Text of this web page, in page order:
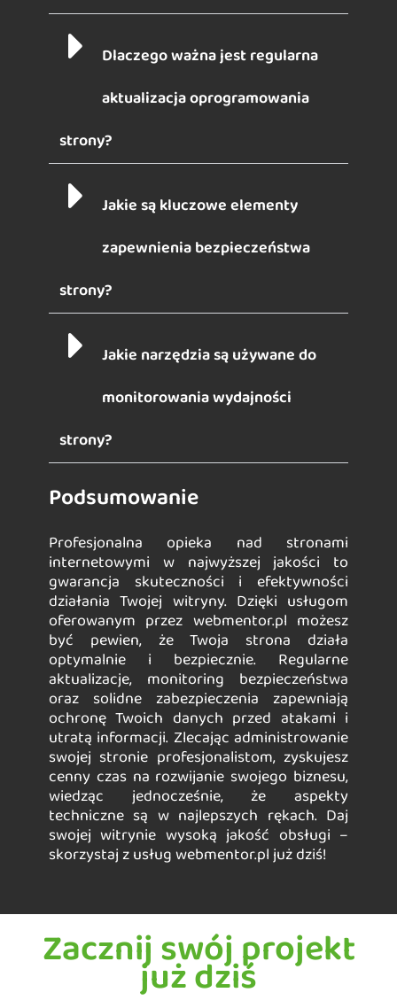
Dlaczego ważna jest regularna
aktualizacja oprogramowania
strony?
Jakie są kluczowe elementy
zapewnienia bezpieczeństwa
strony?
Jakie narzędzia są używane do
monitorowania wydajności
strony?
Podsumowanie
Profesjonalna opieka nad stronami
internetowymi w najwyższej jakości to
gwarancja skuteczności i efektywności
działania Twojej witryny. Dzięki usługom
oferowanym przez webmentor.pl możesz
być pewien, że Twoja strona działa
optymalnie i bezpiecznie. Regularne
aktualizacje, monitoring bezpieczeństwa
oraz solidne zabezpieczenia zapewniają
ochronę Twoich danych przed atakami i
utratą informacji. Zlecając administrowanie
swojej stronie profesjonalistom, zyskujesz
cenny czas na rozwijanie swojego biznesu,
wiedząc jednocześnie, że aspekty
techniczne są w najlepszych rękach. Daj
swojej witrynie wysoką jakość obsługi –
skorzystaj z usług webmentor.pl już dziś!
Zacznij swój projekt
już dziś